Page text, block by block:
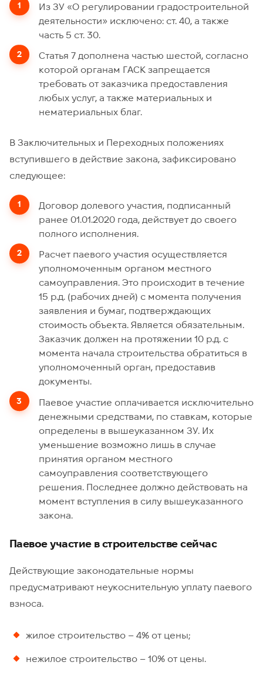
Из ЗУ «О регулировании градостроительной
деятельности» исключено: ст. 40, а также
часть 5 ст. 30.
Статья 7 дополнена частью шестой, согласно
которой органам ГАСК запрещается
требовать от заказчика предоставления
любых услуг, а также материальных и
нематериальных благ.
В Заключительных и Переходных положениях
вступившего в действие закона, зафиксировано
следующее:
Договор долевого участия, подписанный
ранее 01.01.2020 года, действует до своего
полного исполнения.
Расчет паевого участия осуществляется
уполномоченным органом местного
самоуправления. Это происходит в течение
15 р.д. (рабочих дней) с момента получения
заявления и бумаг, подтверждающих
стоимость объекта. Является обязательным.
Заказчик должен на протяжении 10 р.д. с
момента начала строительства обратиться в
уполномоченный орган, предоставив
документы.
Паевое участие оплачивается исключительно
денежными средствами, по ставкам, которые
определены в вышеуказанном ЗУ. Их
уменьшение возможно лишь в случае
принятия органом местного
самоуправления соответствующего
решения. Последнее должно действовать на
момент вступления в силу вышеуказанного
закона.
Паевое участие в строительстве сейчас
Действующие законодательные нормы
предусматривают неукоснительную уплату паевого
взноса.
жилое строительство – 4% от цены;
нежилое строительство – 10% от цены.